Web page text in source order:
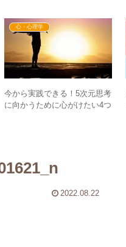
心・心理学
今から実践できる！5次元思考
に向かうために心がけたい4つ
2022.08.22